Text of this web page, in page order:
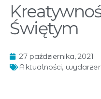
Świętym
27 października, 2021
Aktualności,